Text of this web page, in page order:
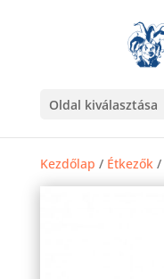
Oldal kiválasztása
Kezdőlap / Étkezők/